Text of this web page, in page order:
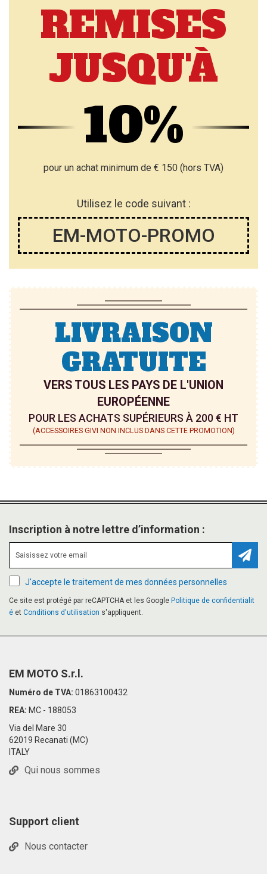
REMISES
JUSQU'À
10%
pour un achat minimum de € 150 (hors TVA)
Utilisez le code suivant :
EM-MOTO-PROMO
LIVRAISON
GRATUITE
VERS TOUS LES PAYS DE L'UNION
EUROPÉENNE
POUR LES ACHATS SUPÉRIEURS À 200 € HT
(ACCESSOIRES GIVI NON INCLUS DANS CETTE PROMOTION)
Inscription à notre lettre d’information :
J'accepte le traitement de mes données personnelles
Ce site est protégé par reCAPTCHA et les Google Politique de confidentialit
é et Conditions d'utilisation s'appliquent.
EM MOTO S.r.l.
Numéro de TVA: 01863100432
REA: MC - 188053
Via del Mare 30
62019 Recanati (MC)
ITALY
Qui nous sommes
Support client
Nous contacter